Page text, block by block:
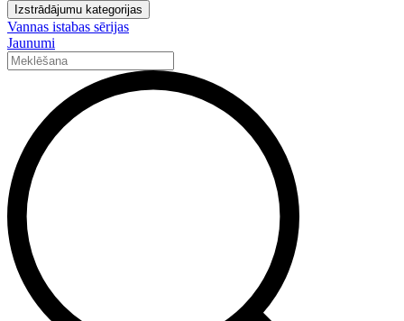
Izstrādājumu kategorijas
Vannas istabas sērijas
Jaunumi